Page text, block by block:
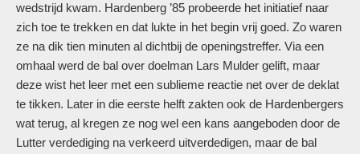
wedstrijd kwam. Hardenberg ’85 probeerde het initiatief naar
zich toe te trekken en dat lukte in het begin vrij goed. Zo waren
ze na dik tien minuten al dichtbij de openingstreffer. Via een
omhaal werd de bal over doelman Lars Mulder gelift, maar
deze wist het leer met een sublieme reactie net over de deklat
te tikken. Later in die eerste helft zakten ook de Hardenbergers
wat terug, al kregen ze nog wel een kans aangeboden door de
Lutter verdediging na verkeerd uitverdedigen, maar de bal